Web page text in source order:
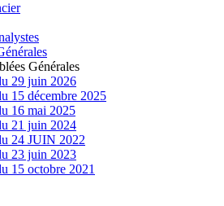
Générales
29 juin 2026
15 décembre 2025
16 mai 2025
21 juin 2024
24 JUIN 2022
23 juin 2023
15 octobre 2021